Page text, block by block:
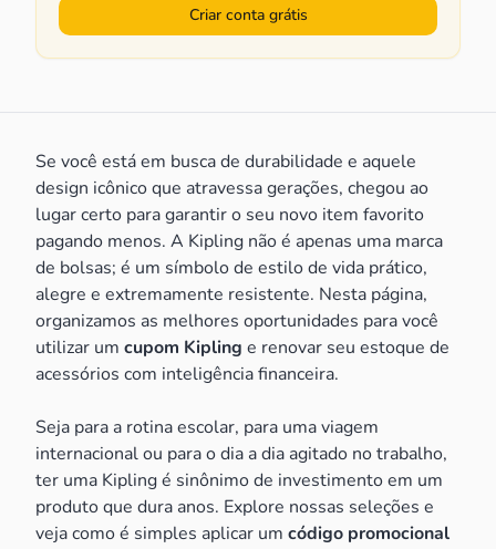
Criar conta grátis
Se você está em busca de durabilidade e aquele
design icônico que atravessa gerações, chegou ao
lugar certo para garantir o seu novo item favorito
pagando menos. A Kipling não é apenas uma marca
de bolsas; é um símbolo de estilo de vida prático,
alegre e extremamente resistente. Nesta página,
organizamos as melhores oportunidades para você
utilizar um cupom Kipling e renovar seu estoque de
acessórios com inteligência financeira.
Seja para a rotina escolar, para uma viagem
internacional ou para o dia a dia agitado no trabalho,
ter uma Kipling é sinônimo de investimento em um
produto que dura anos. Explore nossas seleções e
veja como é simples aplicar um código promocional